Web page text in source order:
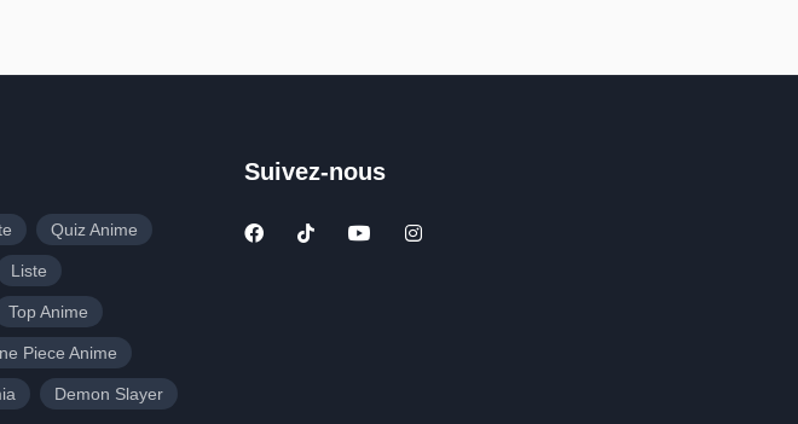
Quiz Anime
Liste
Top Anime
Piece Anime
Demon Slayer
Suivez-nous